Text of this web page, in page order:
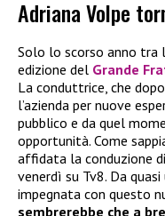
Adriana Volpe
Solo lo scorso anno
edizione del Grande
La conduttrice, che
l’azienda per nuove
pubblico e da quel
opportunità. Come
affidata la conduzione di
venerdì su Tv8. Da
impegnata con questo
sembrerebbe che a